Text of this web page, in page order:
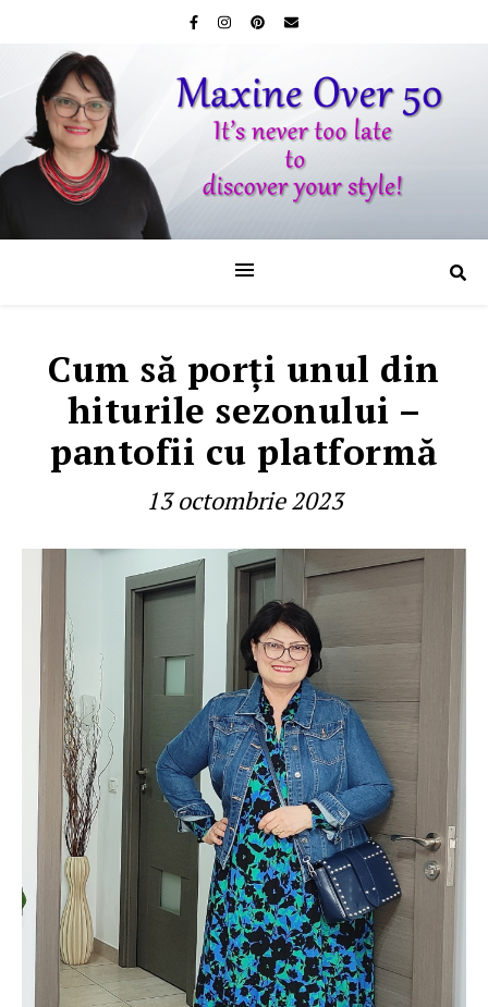
Cum să porţi unul din
hiturile sezonului –
pantofii cu platformă
13 octombrie 2023